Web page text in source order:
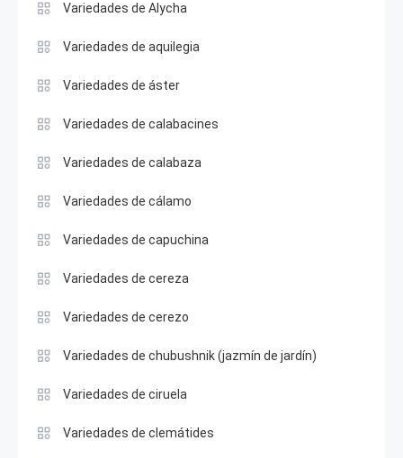
Variedades de Alycha
Variedades de aquilegia
Variedades de áster
Variedades de calabacines
Variedades de calabaza
Variedades de cálamo
Variedades de capuchina
Variedades de cereza
Variedades de cerezo
Variedades de chubushnik (jazmín de jardín)
Variedades de ciruela
Variedades de clemátides